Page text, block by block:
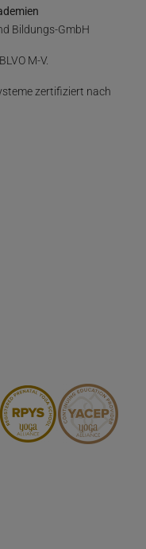
Bildungs-GmbH
M-V.
zertifiziert nach